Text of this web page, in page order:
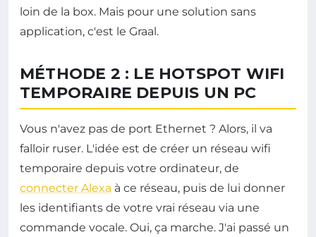
loin de la box. Mais pour une solution sans
application, c'est le Graal.
MÉTHODE 2 : LE HOTSPOT WIFI
TEMPORAIRE DEPUIS UN PC
Vous n'avez pas de port Ethernet ? Alors, il va
falloir ruser. L'idée est de créer un réseau wifi
temporaire depuis votre ordinateur, de
connecter Alexa à ce réseau, puis de lui donner
les identifiants de votre vrai réseau via une
commande vocale. Oui, ça marche. J'ai passé un